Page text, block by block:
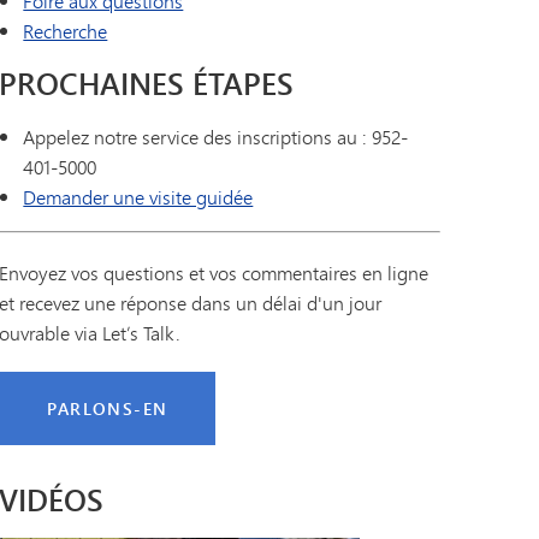
Recherche
PROCHAINES ÉTAPES
Appelez notre service des inscriptions au : 952-
401-5000
Demander une visite guidée
Envoyez vos questions et vos commentaires en ligne
et recevez une réponse dans un délai d'un jour
ouvrable via Let’s Talk.
PARLONS-EN
VIDÉOS